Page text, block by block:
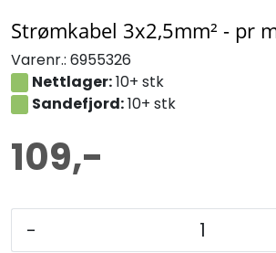
Strømkabel 3x2,5mm² - pr
Varenr.: 6955326
Nettlager:10+ stk
Sandefjord:10+ stk
109,-
-